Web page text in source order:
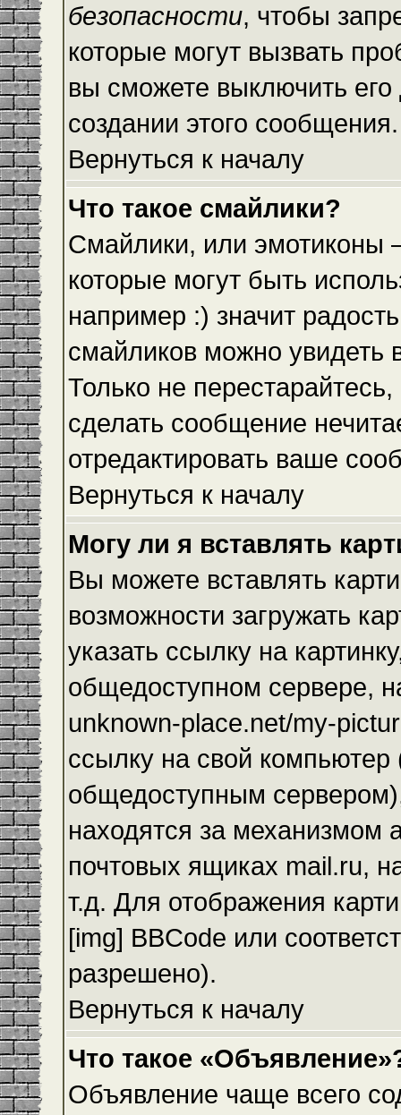
безопасности, чтобы
которые могут вызвать
вы сможете выключить
создании этого сообщения.
Вернуться к началу
Что такое смайлики?
Смайлики, или эмотиконы
которые могут быть
например :) значит
смайликов можно
Только не
сделать сообщение
отредактировать ваше
Вернуться к началу
Могу ли я вставлять
Вы можете вставлять
возможности загружать
указать ссылку на
общедоступном сервере,
unknown-place.net/my-
ссылку на свой компьютер
общедоступным
находятся за механизмом
почтовых ящиках mail.ru,
т.д. Для отображения
[img] BBCode или
разрешено).
Вернуться к началу
Что такое
Объявление чаще всего